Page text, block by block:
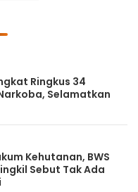
Ringkus 34
Selamatkan
Kehutanan, BWS
Sebut Tak Ada